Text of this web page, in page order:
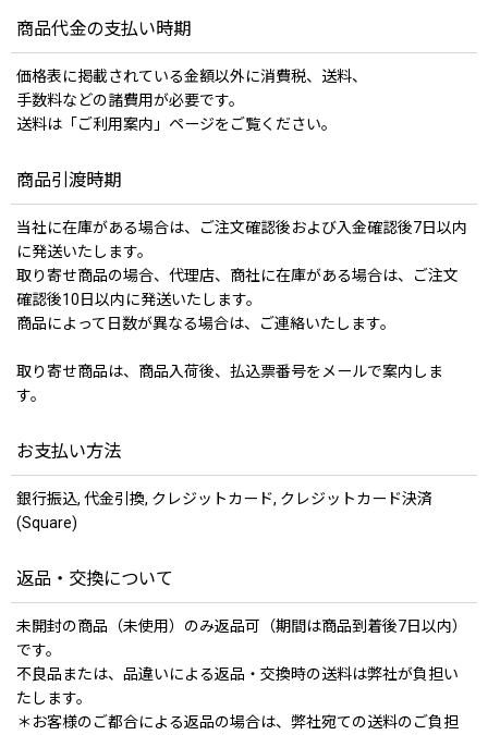
商品代金の支払い時期
価格表に掲載されている金額以外に消費税、送料、
手数料などの諸費用が必要です。
送料は「ご利用案内」ページをご覧ください。
商品引渡時期
当社に在庫がある場合は、ご注文確認後および入金確認後7日以内
に発送いたします。
取り寄せ商品の場合、代理店、商社に在庫がある場合は、ご注文
確認後10日以内に発送いたします。
商品によって日数が異なる場合は、ご連絡いたします。
取り寄せ商品は、商品入荷後、払込票番号をメールで案内しま
す。
お支払い方法
銀行振込, 代金引換, クレジットカード, クレジットカード決済
(Square)
返品・交換について
未開封の商品（未使用）のみ返品可（期間は商品到着後7日以内）
です。
不良品または、品違いによる返品・交換時の送料は弊社が負担い
たします。
＊お客様のご都合による返品の場合は、弊社宛ての送料のご負担